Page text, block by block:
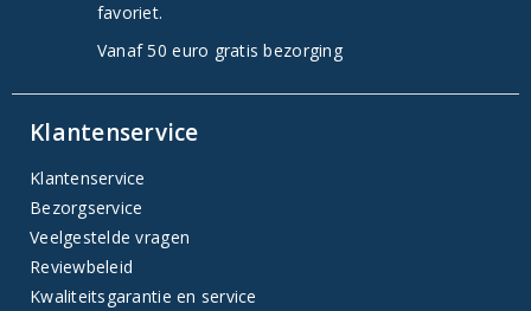
favoriet.
Vanaf 50 euro gratis bezorging
Klantenservice
Klantenservice
Bezorgservice
Veelgestelde vragen
Reviewbeleid
Kwaliteitsgarantie en service